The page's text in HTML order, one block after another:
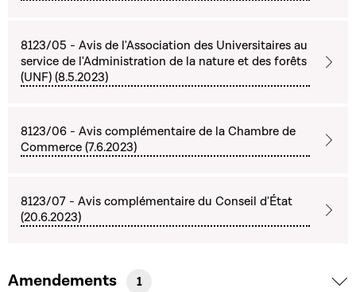
8123/05 - Avis de l'Association des Universitaires au
service de l'Administration de la nature et des forêts
(UNF) (8.5.2023)
8123/06 - Avis complémentaire de la Chambre de
Commerce (7.6.2023)
8123/07 - Avis complémentaire du Conseil d'État
(20.6.2023)
Amendements 1